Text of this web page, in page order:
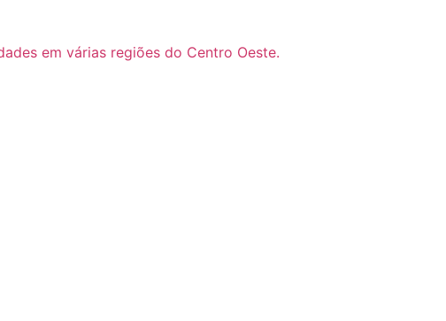
em várias regiões do Centro Oeste.